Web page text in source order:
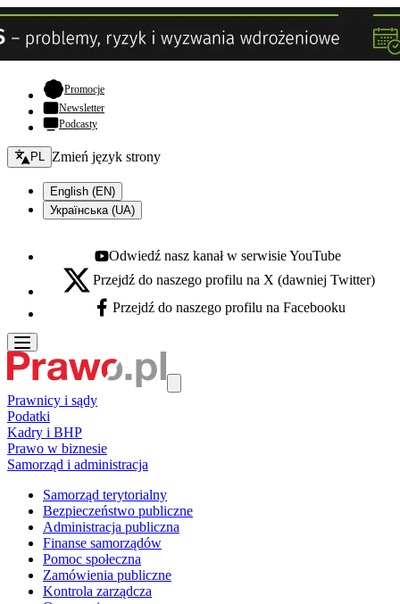
Promocje- otwiera się w nowej karcie
Newsletter
Podcasty
Zmień język - bieżący:
PL Zmień język strony
English (EN)
Українська (UA)
Youtube - otwiera się w nowej karcie
Odwiedź nasz kanał w serwisie YouTube
X - otwiera się w nowej karcie
Przejdź do naszego profilu na X (dawniej Twitter)
Facebook - otwiera się w nowej karcie
Przejdź do naszego profilu na Facebooku
Prawnicy i sądy
Podatki
Kadry i BHP
Prawo w biznesie
Samorząd i administracja
Samorząd terytorialny
Bezpieczeństwo publiczne
Administracja publiczna
Finanse samorządów
Pomoc społeczna
Zamówienia publiczne
Kontrola zarządcza